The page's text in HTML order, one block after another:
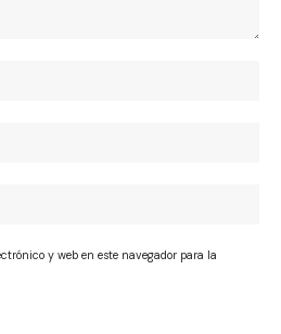
y web en este navegador para la